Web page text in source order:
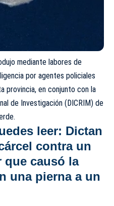
mediante labores de
por agentes policiales
provincia, en conjunto con la
de Investigación (DICRIM) de
leer: Dictan
contra un
que causó la
una pierna a un